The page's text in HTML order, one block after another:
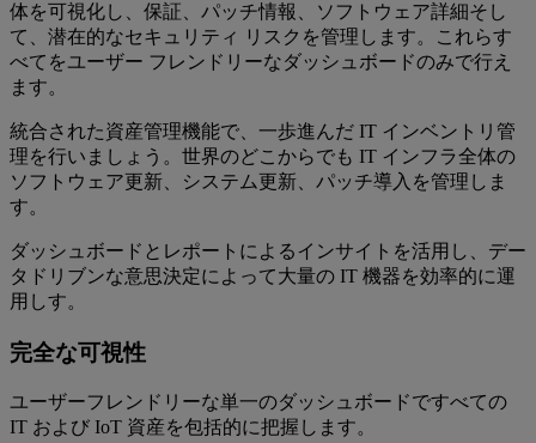
体を可視化し、保証、パッチ情報、ソフトウェア詳細そし
て、潜在的なセキュリティ リスクを管理します。これらす
べてをユーザー フレンドリーなダッシュボードのみで行え
ます。
統合された資産管理機能で、一歩進んだ IT インベントリ管
理を行いましょう。世界のどこからでも IT インフラ全体の
ソフトウェア更新、システム更新、パッチ導入を管理しま
す。
ダッシュボードとレポートによるインサイトを活用し、デー
タドリブンな意思決定によって大量の IT 機器を効率的に運
用しす。
完全な可視性
ユーザーフレンドリーな単一のダッシュボードですべての
IT および IoT 資産を包括的に把握します。